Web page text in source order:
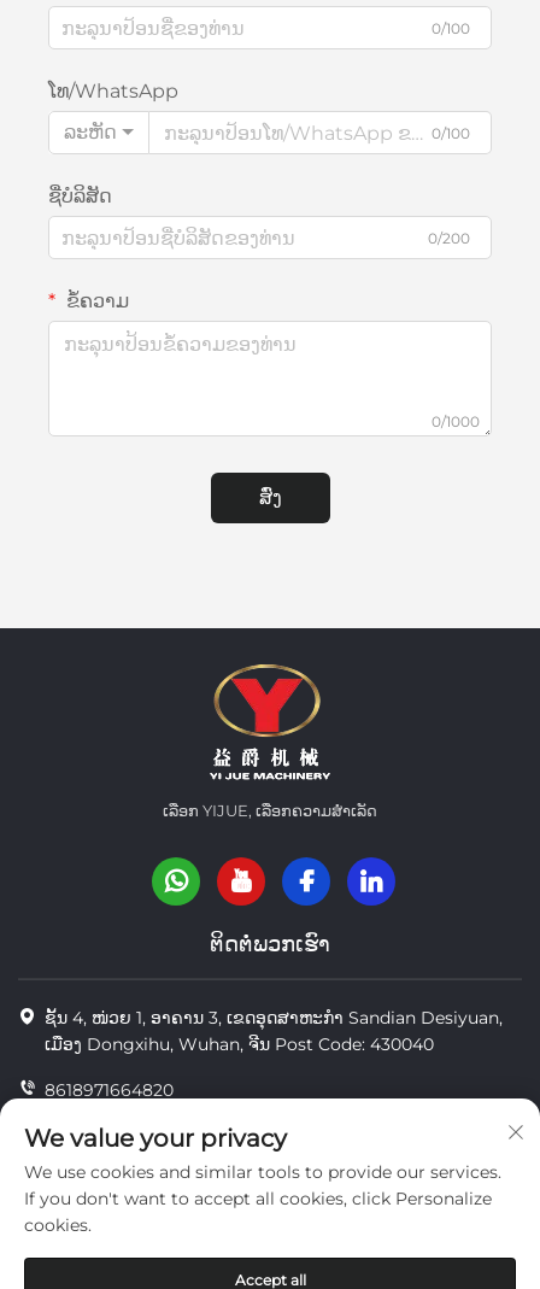
0/100
ໂທ/WhatsApp
ລະຫັດ
0/100
ຊື່ບໍລິສັດ
0/200
ຂໍ້ຄວາມ
0/1000
ສົ່ງ
ເລືອກ YIJUE, ເລືອກຄວາມສຳເລັດ
ຕິດຕໍ່ພວກເຮົາ
ຊັ້ນ 4, ໜ່ວຍ 1, ອາຄານ 3, ເຂດອຸດສາຫະກຳ Sandian Desiyuan,
ເມືອງ Dongxihu, Wuhan, ຈີນ Post Code: 430040
8618971664820
8618971664820
[email protected]
We value your privacy
We use cookies and similar tools to provide our services.
If you don't want to accept all cookies, click Personalize
cookies.
Accept all